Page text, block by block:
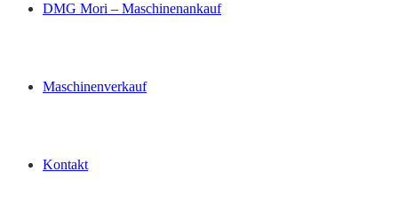
DMG Mori – Maschinenankauf
Maschinenverkauf
Kontakt